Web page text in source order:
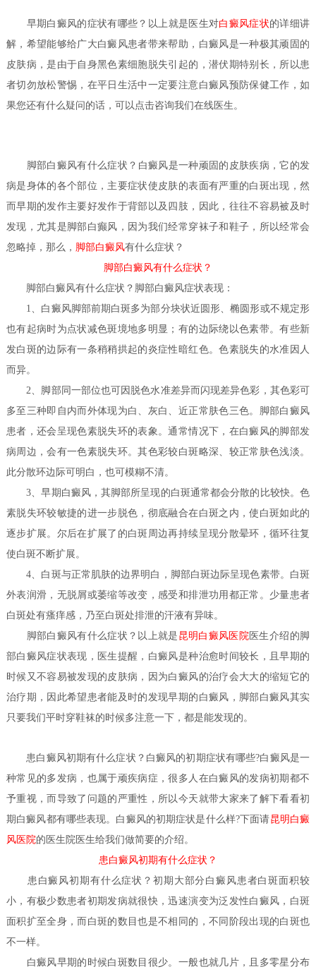
早期白癜风的症状有哪些？ 以上就是医生对白癜风症状的详细讲
解，希望能够给广大白癜风患者带来帮助，白癜风是一种极其顽固的
皮肤病，是由于自身黑色素细胞脱失引起的，潜伏期特别长，所以患
者切勿放松警惕，在平日生活中一定要注意白癜风预防保健工作，如
果您还有什么疑问的话，可以点击咨询我们在线医生。
脚部白癜风有什么症状？ 白癜风是一种顽固的皮肤疾病，它的发
病是身体的各个部位，主要症状使皮肤的表面有严重的白斑出现，然
而早期的发作主要好发作于背部以及四肢，因此，往往不容易被及时
发现，尤其是脚部白癫风，因为我们经常穿袜子和鞋子，所以经常会
忽略掉，那么， 脚部白癜风有什么症状？
脚部白癜风有什么症状？
脚部白癜风有什么症状？ 脚部白癜风症状表现：
1、白癜风脚部前期白斑多为部分块状近圆形、椭圆形或不规定形
也有起病时为点状减色斑境地多明显；有的边际绕以色素带。有些新
发白斑的边际有一条稍稍拱起的炎症性暗红色。色素脱失的水准因人
而异。
2、脚部同一部位也可因脱色水准差异而闪现差异色彩，其色彩可
多至三种即自内而外体现为白、灰白、近正常肤色三色。脚部白癜风
患者，还会呈现色素脱失环的表象。通常情况下，在白癜风的脚部发
病周边，会有一色素脱失环。其色彩较白斑略深、较正常肤色浅淡。
此分散环边际可明白，也可模糊不清。
3、早期白癜风，其脚部所呈现的白斑通常都会分散的比较快。色
素脱失环较敏捷的进一步脱色，彻底融合在白斑之内，使白斑如此的
逐步扩展。尔后在扩展了的白斑周边再持续呈现分散晕环，循环往复
使白斑不断扩展。
4、白斑与正常肌肤的边界明白，脚部白斑边际呈现色素带。白斑
外表润滑，无脱屑或萎缩等改变，感受和排泄功用都正常。少量患者
白斑处有瘙痒感，乃至白斑处排泄的汗液有异味。
脚部白癜风有什么症状？ 以上就是 昆明白癜风医院医生​介绍的脚
部白癜风症状表现，医生提醒，白癜风是种治愈时间较长，且早期的
时候又不容易被发现的皮肤病，因为白癜风的治疗会大大的缩短它的
治疗期，因此希望患者能及时的发现早期的白癜风，脚部白癜风其实
只要我们平时穿鞋袜的时候多注意一下，都是能发现的。
患白癜风初期有什么症状？ 白癜风的初期症状有哪些?白癜风是一
种常见的多发病，也属于顽疾病症，很多人在白癜风的发病初期都不
予重视，而导致了问题的严重性，所以今天就带大家来了解下看看初
期白癜风都有哪些表现。白癜风的初期症状是什么样?下面请昆明白癜
风医院的医生 院医生给我们做简要的介绍。
患白癜风初期有什么症状？
患白癜风初期有什么症状？ 初期大部分白癜风患者白斑面积较
小，有极少数患者初期发病就很快，迅速演变为泛发性白癜风，白斑
面积扩至全身，而白斑的数目也是不相同的，不同阶段出现的白斑也
不一样。
白癜风早期的时候白斑数目很少。一般也就几片，且多零星分布